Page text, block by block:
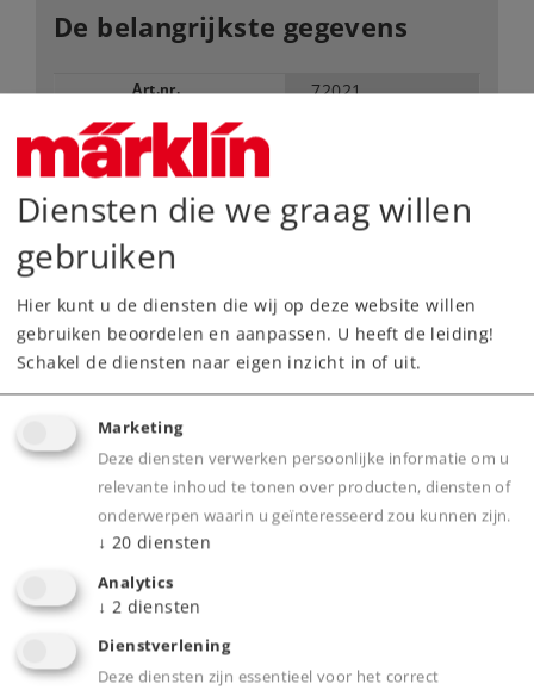
De belangrijkste gegevens
Art.nr. 72021
Spoor / Schaalgrootte
Type
17,49 € Adviesprijs
inhoud: 2 stuks
Leverbaar vanaf fabriek.
Webwinkel
Dealer zoeken
Downloads
Diensten die we graag willen
gebruiken
Hier kunt u de diensten die wij op deze website willen
gebruiken beoordelen en aanpassen. U heeft de leiding!
Schakel de diensten naar eigen inzicht in of uit.
Marketing
Deze diensten verwerken persoonlijke informatie om u
relevante inhoud te tonen over producten, diensten of
onderwerpen waarin u geïnteresseerd zou kunnen zijn.
↓ 20 diensten
Analytics
↓ 2 diensten
Dienstverlening
Deze diensten zijn essentieel voor het correct